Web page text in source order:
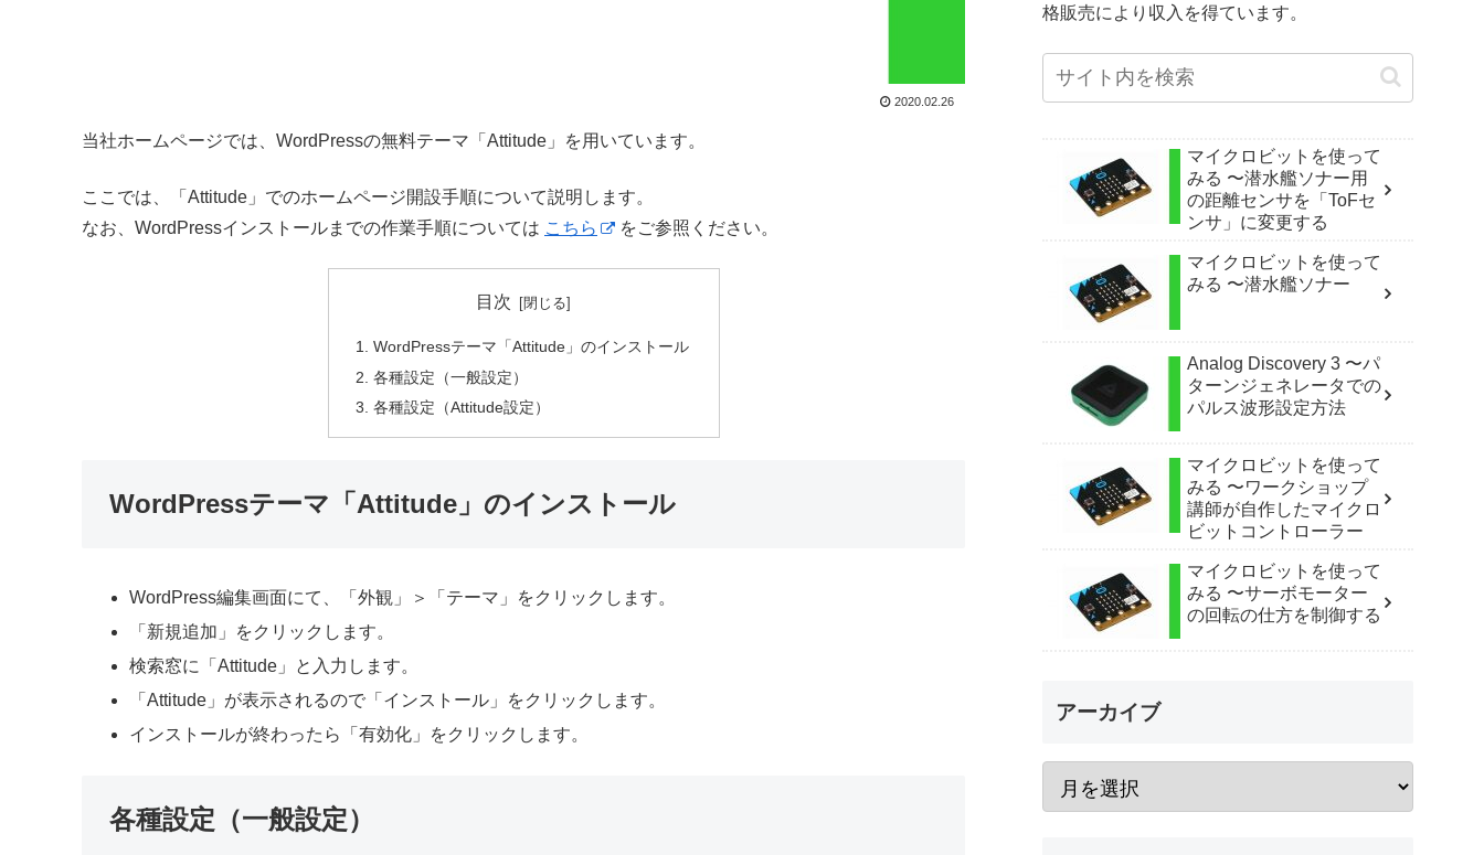
2020.02.26
当社ホームページでは、WordPressの無料テーマ「Attitude」を用いています。
ここでは、「Attitude」でのホームページ開設手順について説明します。
なお、WordPressインストールまでの作業手順については こちら をご参照ください。
目次
WordPressテーマ「Attitude」のインストール
各種設定（一般設定）
各種設定（Attitude設定）
WordPressテーマ「Attitude」のインストール
WordPress編集画面にて、「外観」＞「テーマ」をクリックします。
「新規追加」をクリックします。
検索窓に「Attitude」と入力します。
「Attitude」が表示されるので「インストール」をクリックします。
インストールが終わったら「有効化」をクリックします。
各種設定（一般設定）
格販売により収入を得ています。
マイクロビットを使って
みる 〜潜水艦ソナー用
の距離センサを「ToFセ
ンサ」に変更する
マイクロビットを使って
みる 〜潜水艦ソナー
Analog Discovery 3 〜パ
ターンジェネレータでの
パルス波形設定方法
マイクロビットを使って
みる 〜ワークショップ
講師が自作したマイクロ
ビットコントローラー
マイクロビットを使って
みる 〜サーボモーター
の回転の仕方を制御する
アーカイブ